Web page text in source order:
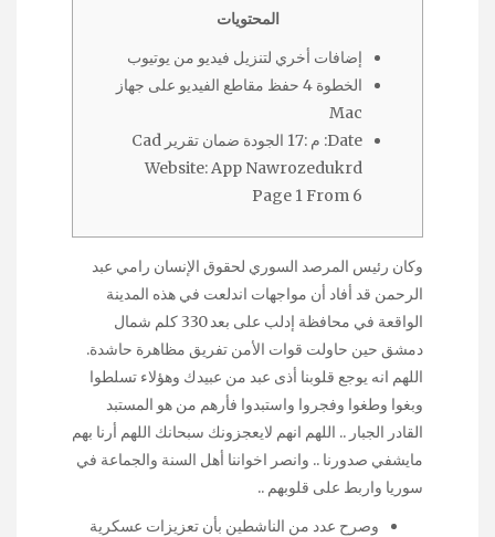
المحتويات
إضافات أخري لتنزيل فيديو من يوتيوب
الخطوة 4 حفظ مقاطع الفيديو على جهاز
Mac
Date: م :17 الجودة ضمان تقرير Cad
Website: App Nawrozedukrd
Page 1 From 6
وكان رئيس المرصد السوري لحقوق الإنسان رامي عبد
الرحمن قد أفاد أن مواجهات اندلعت في هذه المدينة
الواقعة في محافظة إدلب على بعد 330 كلم شمال
دمشق حين حاولت قوات الأمن تفريق مظاهرة حاشدة.
اللهم انه يوجع قلوبنا أذى عبد من عبيدك وهؤلاء تسلطوا
وبغوا وطغوا وفجروا واستبدوا فأرهم من هو المستبد
القادر الجبار .. اللهم انهم لايعجزونك سبحانك اللهم أرنا بهم
مايشفي صدورنا .. وانصر اخواننا أهل السنة والجماعة في
سوريا واربط على قلوبهم ..
وصرح عدد من الناشطين بأن تعزيزات عسكرية